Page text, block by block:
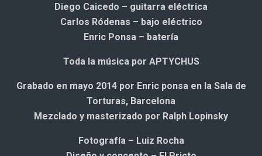
Diego Caicedo – guitarra eléctrica
Carlos Ródenas – bajo eléctrico
Enric Ponsa – batería
Toda la música por APTYCHUS
Grabado en mayo 2014 por Enric ponsa en la Sala de
Torturas, Barcelona
Mezclado y masterizado por Ralph Lopinsky
Fotografía – Luiz Rocha